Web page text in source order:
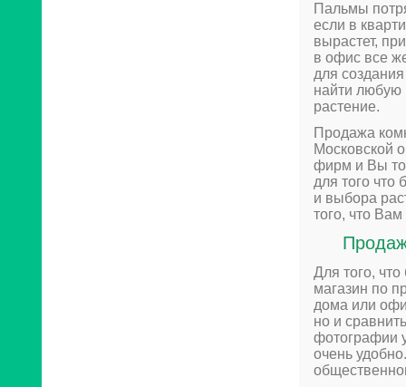
Пальмы
если в
вырастет,
в офис все
для
найти любую
растение.
Продажа
Московской
фирм и Вы
для того что
и выбора
того, что
Для того,
магазин по
дома или
но и
фотографии
очень